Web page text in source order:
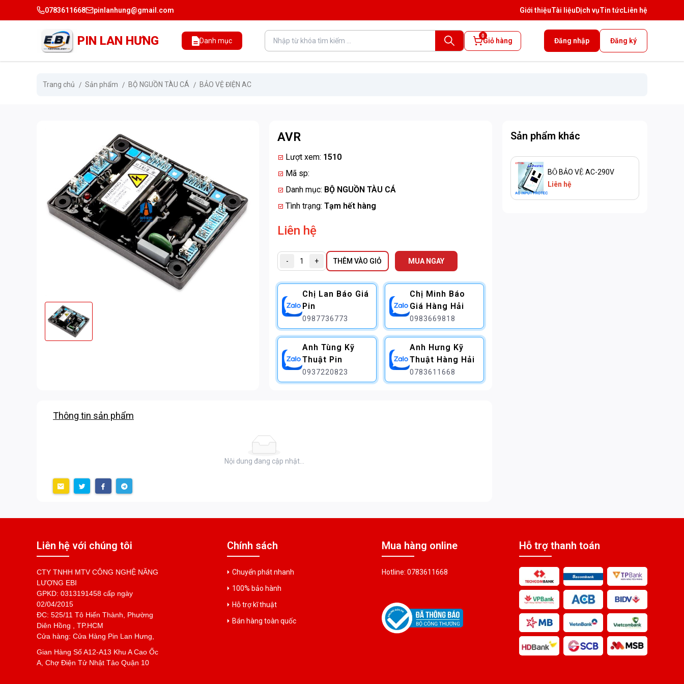
0783611668 pinlanhung@gmail.com Giới thiệuTài liệuDịch vụTin tứcLiên hệ
PIN LAN HƯNG Danh mục
0
Giỏ hàng Đăng nhập Đăng ký
Trang chủ Sản phẩm BỘ NGUỒN TÀU CÁ BẢO VỆ ĐIỆN AC
AVR
Lượt xem: 1510
Mã sp:
Danh mục: BỘ NGUỒN TÀU CÁ
Tình trạng:Tạm hết hàng
Liên hệ
- + THÊM VÀO GIỎ MUA NGAY
Chị Lan Báo Giá
Pin
0987736773
Chị Minh Báo
Giá Hàng Hải
0983669818
Anh Tùng Kỹ
Thuật Pin
0937220823
Anh Hưng Kỹ
Thuật Hàng Hải
0783611668
Thông tin sản phẩm
Nội dung đang cập nhật...
Sản phẩm khác
BỘ BẢO VỆ AC-290V
Liên hệ
Liên hệ với chúng tôi
CTY TNHH MTV CÔNG NGHỆ NĂNG
LƯỢNG EBI
GPKD: 0313191458 cấp ngày
02/04/2015
ĐC: 525/11 Tô Hiến Thành, Phường
Diên Hồng , TP.HCM
Cửa hàng: Cửa Hàng Pin Lan Hưng,
Gian Hàng Số A12-A13 Khu A Cao Ốc
A, Chợ Điện Tử Nhật Tảo Quận 10
Chính sách
Chuyển phát nhanh
100% bảo hành
Hỗ trợ kĩ thuật
Bán hàng toàn quốc
Mua hàng online
Hotline: 0783611668
Hỗ trợ thanh toán